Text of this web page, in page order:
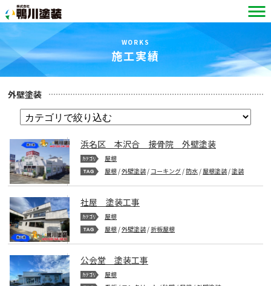
WORKS
施工実績
外壁塗装
浜名区 本沢合 接骨院 外壁塗装
屋根
屋根 /外壁塗装/ コーキング / 防水 / 屋根塗装/塗装
社屋 塗装工事
屋根
屋根 /外壁塗装/折板屋根
公会堂 塗装工事
屋根